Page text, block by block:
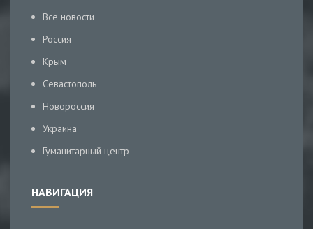
Все новости
Россия
Крым
Севастополь
Новороссия
Украина
Гуманитарный центр
НАВИГАЦИЯ